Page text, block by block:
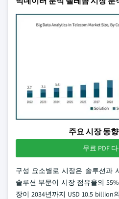
주요 시장 동
무료 PDF
구성 요소별로 시장은 솔루션과
솔루션 부문이 시장 점유율의
장이 2034년까지 USD 10.5